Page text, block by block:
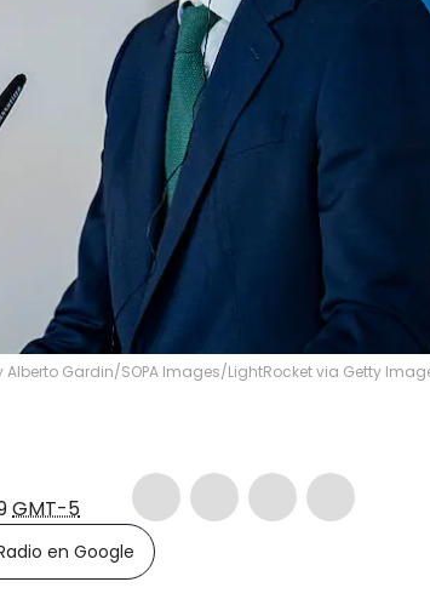
Alberto Gardin/SOPA Images/LightRocket via Getty
GMT-5
en Google